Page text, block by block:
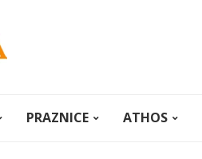
PRAZNICE ATHOS